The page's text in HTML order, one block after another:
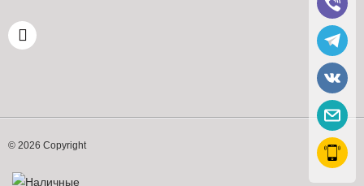
© 2026 Copyright